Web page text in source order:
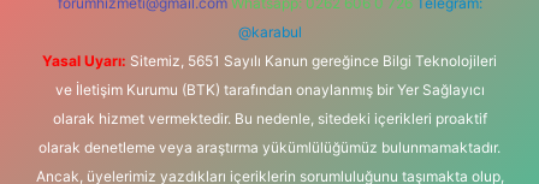
@karabul
Yasal Uyarı: Sitemiz, 5651 Sayılı Kanun gereğince Bilgi Teknolojileri
ve İletişim Kurumu (BTK) tarafından onaylanmış bir Yer Sağlayıcı
olarak hizmet vermektedir. Bu nedenle, sitedeki içerikleri proaktif
olarak denetleme veya araştırma yükümlülüğümüz bulunmamaktadır.
Ancak, üyelerimiz yazdıkları içeriklerin sorumluluğunu taşımakta olup,